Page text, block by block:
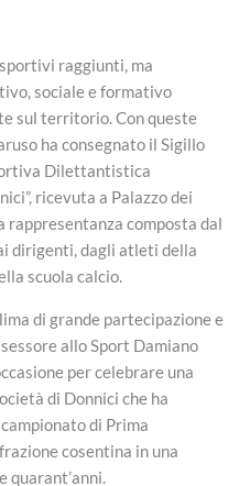
raggiunti, ma
sociale e formativo
sul territorio. Con queste
ha consegnato il Sigillo
Dilettantistica
ricevuta a Palazzo dei
rappresentanza composta dal
dirigenti, dagli atleti della
scuola calcio.
di grande partecipazione e
allo Sport Damiano
per celebrare una
di Donnici che ha
di Prima
cosentina in una
quarant’anni.